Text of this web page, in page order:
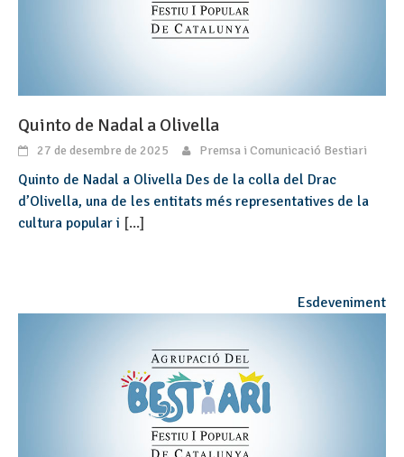
Quinto de Nadal a Olivella
27 de desembre de 2025 Premsa i Comunicació Bestiari
Quinto de Nadal a Olivella Des de la colla del Drac
d’Olivella, una de les entitats més representatives de la
cultura popular i [...]
Esdeveniment